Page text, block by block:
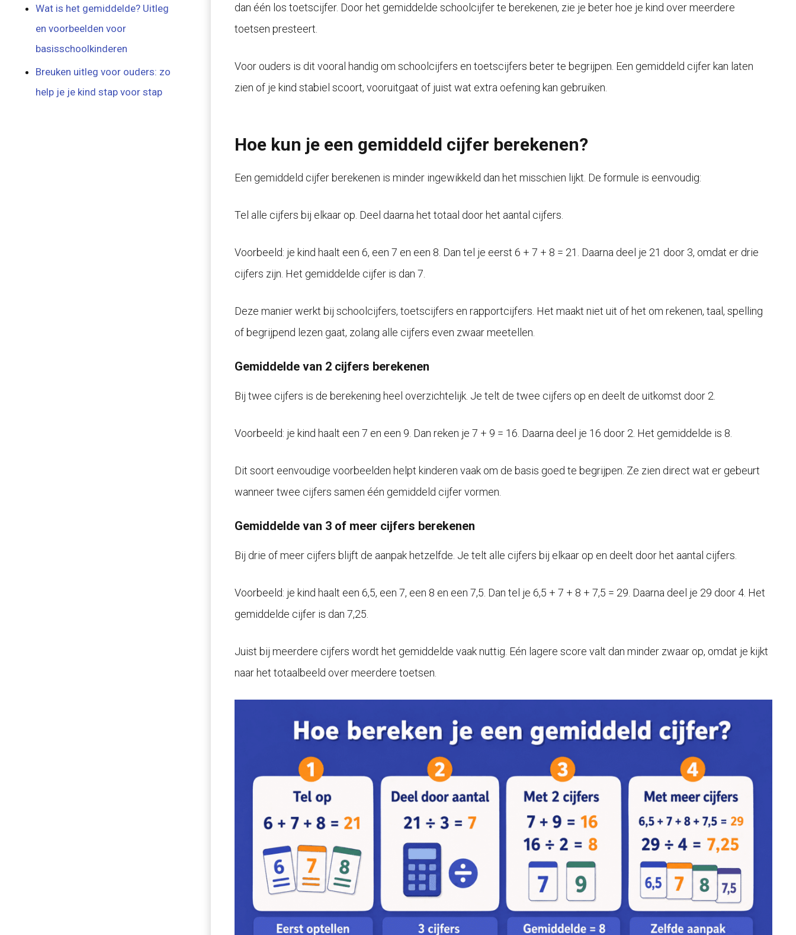
dan één los toetscijfer. Door het gemiddelde schoolcijfer te berekenen, zie je beter hoe je kind over meerdere
toetsen presteert.
Voor ouders is dit vooral handig om schoolcijfers en toetscijfers beter te begrijpen. Een gemiddeld cijfer kan laten
zien of je kind stabiel scoort, vooruitgaat of juist wat extra oefening kan gebruiken.
Hoe kun je een gemiddeld cijfer berekenen?
Een gemiddeld cijfer berekenen is minder ingewikkeld dan het misschien lijkt. De formule is eenvoudig:
Tel alle cijfers bij elkaar op. Deel daarna het totaal door het aantal cijfers.
Voorbeeld: je kind haalt een 6, een 7 en een 8. Dan tel je eerst 6 + 7 + 8 = 21. Daarna deel je 21 door 3, omdat er drie
cijfers zijn. Het gemiddelde cijfer is dan 7.
Deze manier werkt bij schoolcijfers, toetscijfers en rapportcijfers. Het maakt niet uit of het om rekenen, taal, spelling
of begrijpend lezen gaat, zolang alle cijfers even zwaar meetellen.
Gemiddelde van 2 cijfers berekenen
Bij twee cijfers is de berekening heel overzichtelijk. Je telt de twee cijfers op en deelt de uitkomst door 2.
Voorbeeld: je kind haalt een 7 en een 9. Dan reken je 7 + 9 = 16. Daarna deel je 16 door 2. Het gemiddelde is 8.
Dit soort eenvoudige voorbeelden helpt kinderen vaak om de basis goed te begrijpen. Ze zien direct wat er gebeurt
wanneer twee cijfers samen één gemiddeld cijfer vormen.
Gemiddelde van 3 of meer cijfers berekenen
Bij drie of meer cijfers blijft de aanpak hetzelfde. Je telt alle cijfers bij elkaar op en deelt door het aantal cijfers.
Voorbeeld: je kind haalt een 6,5, een 7, een 8 en een 7,5. Dan tel je 6,5 + 7 + 8 + 7,5 = 29. Daarna deel je 29 door 4. Het
gemiddelde cijfer is dan 7,25.
Juist bij meerdere cijfers wordt het gemiddelde vaak nuttig. Eén lagere score valt dan minder zwaar op, omdat je kijkt
naar het totaalbeeld over meerdere toetsen.
Wat is het gemiddelde? Uitleg
en voorbeelden voor
basisschoolkinderen
Breuken uitleg voor ouders: zo
help je je kind stap voor stap